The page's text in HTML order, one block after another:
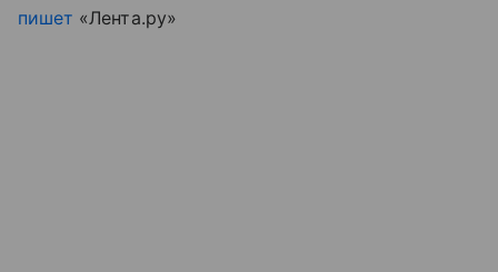
пишет «Лента.ру»